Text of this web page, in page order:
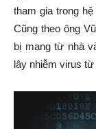
tham gia trong
Cũng theo ông
bị mang từ nhà
lây nhiễm virus